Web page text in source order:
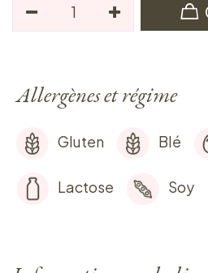
Allergènes et régime
Gluten Blé
Lactose Soy